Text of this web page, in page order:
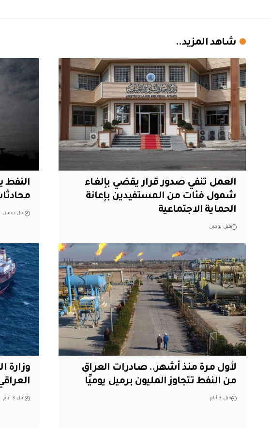
شاهد المزيد..
العمل تنفي صدور قرار يقضي بإلغاء
شمول فئات من المستفيدين بإعانة
الحماية الاجتماعية
قبل يومين
النفط
قبل يومين
لأول مرة منذ أشهر.. صادرات العراق
من النفط تتجاوز المليون برميل يوميًا
قبل 3 أيام
وزارة
قبل 3 أيام